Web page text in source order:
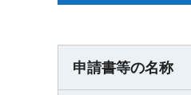
申請書等の名称